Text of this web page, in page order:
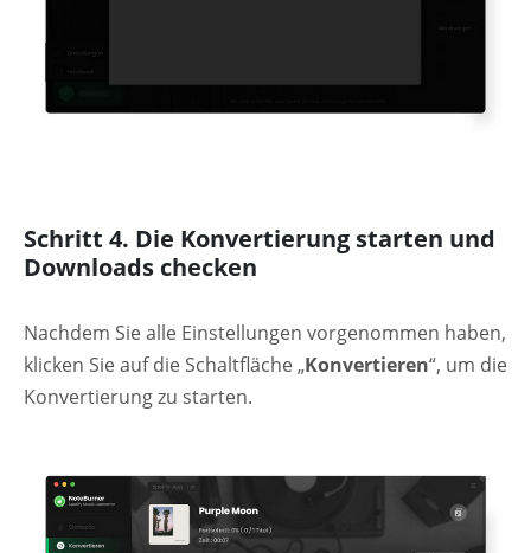
Schritt 4. Die Konvertierung starten und
Downloads checken
Nachdem Sie alle Einstellungen vorgenommen haben,
klicken Sie auf die Schaltfläche „Konvertieren“, um die
Konvertierung zu starten.